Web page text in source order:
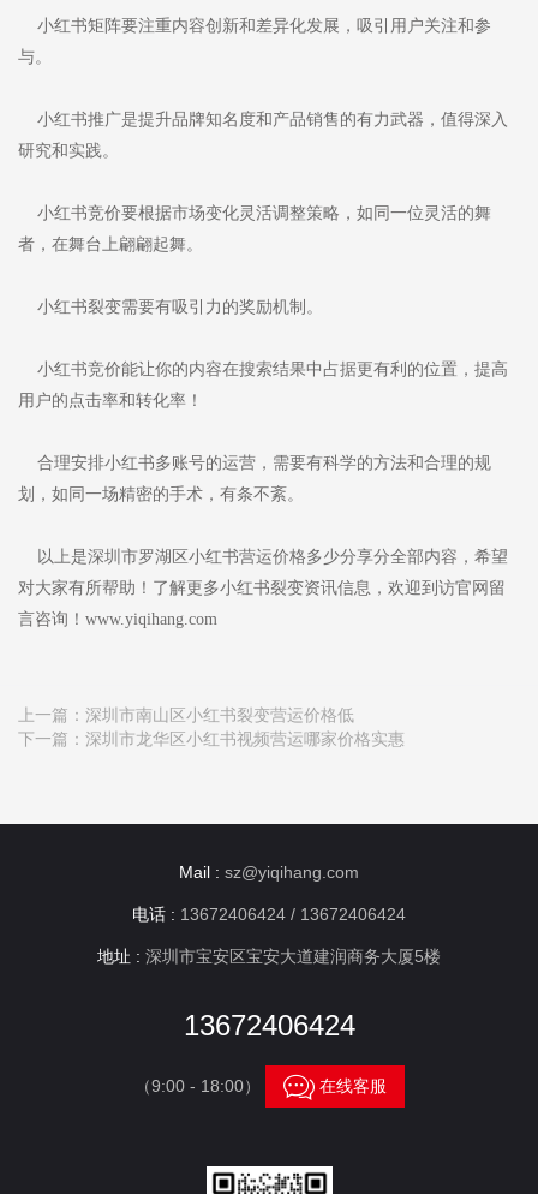
小红书矩阵要注重内容创新和差异化发展，吸引用户关注和参
与。
小红书推广是提升品牌知名度和产品销售的有力武器，值得深入
研究和实践。
小红书竞价要根据市场变化灵活调整策略，如同一位灵活的舞
者，在舞台上翩翩起舞。
小红书裂变需要有吸引力的奖励机制。
小红书竞价能让你的内容在搜索结果中占据更有利的位置，提高
用户的点击率和转化率！
合理安排小红书多账号的运营，需要有科学的方法和合理的规
划，如同一场精密的手术，有条不紊。
以上是深圳市罗湖区小红书营运价格多少分享分全部内容，希望
对大家有所帮助！了解更多小红书裂变资讯信息，欢迎到访官网留
言咨询！www.yiqihang.com
上一篇： 深圳市南山区小红书裂变营运价格低
下一篇： 深圳市龙华区小红书视频营运哪家价格实惠
Mail : sz@yiqihang.com
电话 : 13672406424 / 13672406424
地址 : 深圳市宝安区宝安大道建润商务大厦5楼
13672406424
（9:00 - 18:00） 在线客服